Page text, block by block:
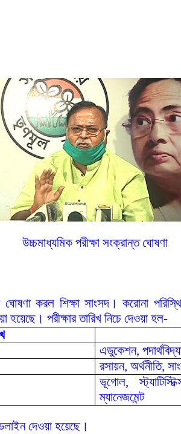
উচ্চমাধ্যমিক পরীক্ষা সংক্রান্ত ঘোষণা
ঘোষণা করল শিক্ষা সাংসদ। করোনা
হয়েছে। পরীক্ষার তারিখ নিচে দেওয়া হল-
এডুকেশন,
রসায়ন, অর্থনীতি,
ভূগোল,
ম্যানেজমেন্ট
দেওয়া হয়েছে।